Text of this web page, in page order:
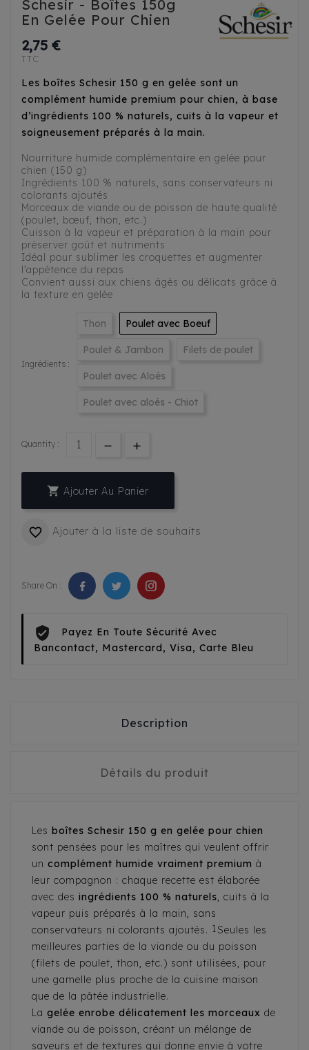
Schesir - Boîtes 150g
En Gelée Pour Chien
2,75 €
TTC
Les boîtes Schesir 150 g en gelée sont un
complément humide premium pour chien, à base
d’ingrédients 100 % naturels, cuits à la vapeur et
soigneusement préparés à la main.
Nourriture humide complémentaire en gelée pour
chien (150 g)
Ingrédients 100 % naturels, sans conservateurs ni
colorants ajoutés
Morceaux de viande ou de poisson de haute qualité
(poulet, bœuf, thon, etc.)
Cuisson à la vapeur et préparation à la main pour
préserver goût et nutriments
Idéal pour sublimer les croquettes et augmenter
l’appétence du repas
Convient aussi aux chiens âgés ou délicats grâce à
la texture en gelée
Ingrédients :
Thon Poulet avec Boeuf
Poulet & Jambon Filets de poulet
Poulet avec Aloés
Poulet avec aloés - Chiot
Quantity :
 Ajouter Au Panier
 Ajouter à la liste de souhaits
Share On :
Payez En Toute Sécurité Avec
Bancontact, Mastercard, Visa, Carte Bleu
Description
Détails du produit
Les boîtes Schesir 150 g en gelée pour chien
sont pensées pour les maîtres qui veulent offrir
un complément humide vraiment premium à
leur compagnon : chaque recette est élaborée
avec des ingrédients 100 % naturels, cuits à la
vapeur puis préparés à la main, sans
conservateurs ni colorants ajoutés. 1Seules les
meilleures parties de la viande ou du poisson
(filets de poulet, thon, etc.) sont utilisées, pour
une gamelle plus proche de la cuisine maison
que de la pâtée industrielle.
La gelée enrobe délicatement les morceaux de
viande ou de poisson, créant un mélange de
saveurs et de textures qui donne envie à votre